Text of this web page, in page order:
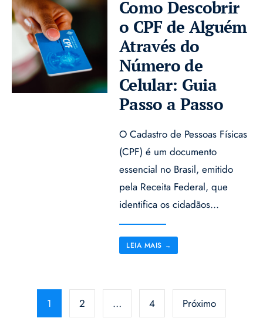
Como Descobrir
o CPF de Alguém
Através do
Número de
Celular: Guia
Passo a Passo
O Cadastro de Pessoas Físicas
(CPF) é um documento
essencial no Brasil, emitido
pela Receita Federal, que
identifica os cidadãos...
LEIA MAIS →
Paginação
1 2 … 4 Próximo